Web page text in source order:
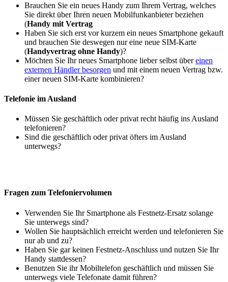
Brauchen Sie ein neues Handy zum Ihrem Vertrag, welches
Sie direkt über Ihren neuen Mobilfunkanbieter beziehen
(Handy mit Vertrag
Haben Sie sich erst vor kurzem ein neues Smartphone gekauft
und brauchen Sie deswegen nur eine neue SIM-Karte
(Handyvertrag ohne Handy)?
Möchten Sie Ihr neues Smartphone lieber selbst übereinen
externen Händler besorgen und mit einem neuen Vertrag bzw.
einer neuen SIM-Karte kombinieren?
Telefonie im Ausland
Müssen Sie geschäftlich oder privat recht häufig ins Ausland
telefonieren?
Sind die geschäftlich oder privat öfters im Ausland
unterwegs?
Fragen zum Telefoniervolumen
Verwenden Sie Ihr Smartphone als Festnetz-Ersatz solange
Sie unterwegs sind?
Wollen Sie hauptsächlich erreicht werden und telefonieren Sie
nur ab und zu?
Haben Sie gar keinen Festnetz-Anschluss und nutzen Sie Ihr
Handy stattdessen?
Benutzen Sie ihr Mobiltelefon geschäftlich und müssen Sie
unterwegs viele Telefonate damit führen?